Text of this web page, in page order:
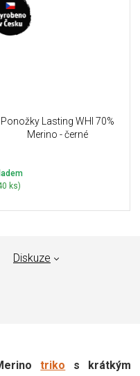
Ponožky Lasting WHI 70%
Merino - černé
ks)
Diskuze
triko s krátkým